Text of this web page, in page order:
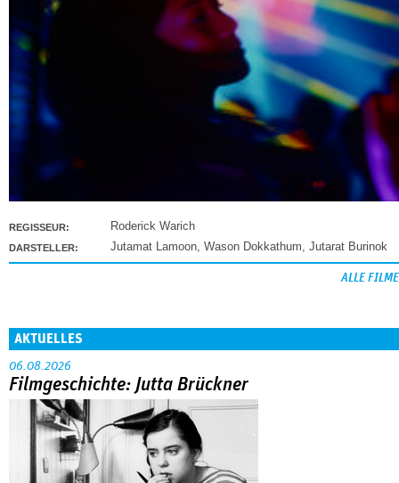
REGISSEUR: Roderick Warich
DARSTELLER: Jutamat Lamoon Wason Dokkathum Jutarat Burinok
ALLE FILME
AKTUELLES
06.08.2026
Filmgeschichte: Jutta Brückner